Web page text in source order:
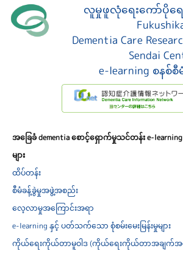
လူမှုဖူလုံရေးကော်ပိုရေး
Dementia Care
Sendai
e-learning စနစ်
အခြေခံ dementia စောင့်ရှောက်မှုသင်တန်း e-
များ
ထိပ်တန်း
စီမံခန့်ခွဲမှုအဖွဲ့အစည်း
လေ့လာမှုအကြောင်းအရာ
e-learning နှင့် ပတ်သက်သော စုံစမ်းမေးမြန်းမှုများ
ကိုယ်ရေးကိုယ်တာမူဝါဒ (ကိုယ်ရေးကိုယ်တာအချက်အ